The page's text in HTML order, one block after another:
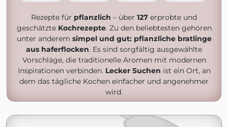
Rezepte für pflanzlich – über 127 erprobte und
geschätzte Kochrezepte. Zu den beliebtesten gehören
unter anderem simpel und gut: pflanzliche bratlinge
aus haferflocken. Es sind sorgfältig ausgewählte
Vorschläge, die traditionelle Aromen mit modernen
Inspirationen verbinden. Lecker Suchen ist ein Ort, an
dem das tägliche Kochen einfacher und angenehmer
wird.